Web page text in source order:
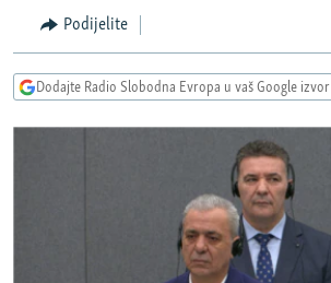
Pređite
na
pretragu
VIZUELNO
RAT U UKRAJINI
Podijelite
Dodajte Radio Slobodna Evropa u vaš Google izvor